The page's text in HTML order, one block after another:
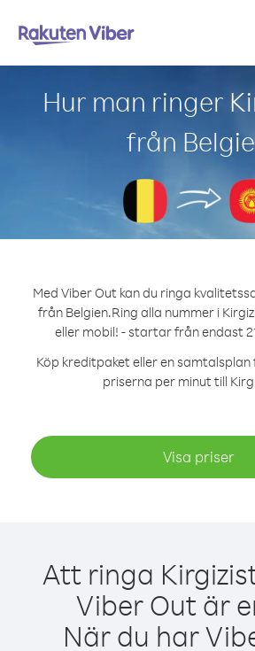
Hur man ringer
från
Med Viber Out kan du ringa
från Belgien.Ring alla nummer i
eller mobil! - startar från endast
Köp kreditpaket eller en
priserna per minut till
Visa priser
Att ringa
Viber Out är
När du har